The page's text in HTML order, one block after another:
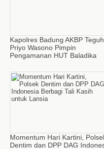
Kapolres Badung AKBP Teguh
Priyo Wasono Pimpin
Pengamanan HUT Baladika
Momentum Hari Kartini,
Dentim dan DPP DAG